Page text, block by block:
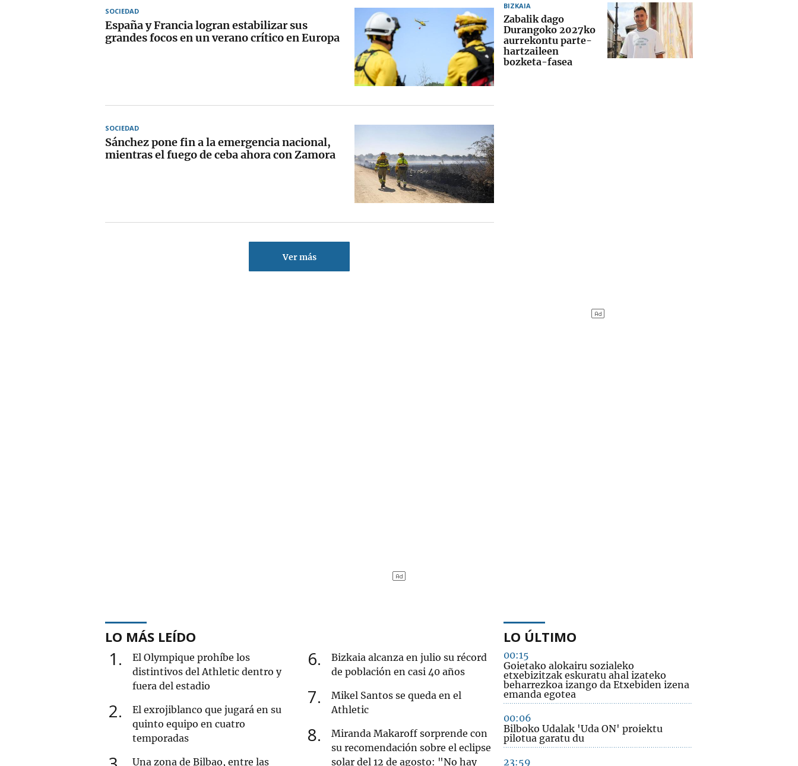
SOCIEDAD
España y Francia logran estabilizar sus
grandes focos en un verano crítico en Europa
SOCIEDAD
Sánchez pone fin a la emergencia nacional,
mientras el fuego de ceba ahora con Zamora
Ver más
BIZKAIA
Zabalik dago
Durangoko 2027ko
aurrekontu parte-
hartzaileen
bozketa-fasea
LO MÁS LEÍDO
1
El Olympique prohíbe los
distintivos del Athletic dentro y
fuera del estadio
2
El exrojiblanco que jugará en su
quinto equipo en cuatro
temporadas
Una zona de Bilbao, entre las
6
Bizkaia alcanza en julio su récord
de población en casi 40 años
7
Mikel Santos se queda en el
Athletic
8
Miranda Makaroff sorprende con
su recomendación sobre el eclipse
solar del 12 de agosto: "No hay
LO ÚLTIMO
00:15
Goietako alokairu sozialeko
etxebizitzak eskuratu ahal izateko
beharrezkoa izango da Etxebiden izena
emanda egotea
00:06
Bilboko Udalak 'Uda ON' proiektu
pilotua garatu du
23:59